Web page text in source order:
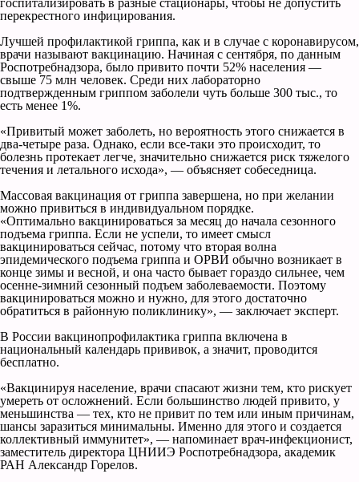
перекрестного инфицирования.
Лучшей профилактикой гриппа, как и в случае с коронавирусом,
врачи называют вакцинацию. Начиная с сентября, по данным
Роспотребнадзора, было привито почти 52% населения —
свыше 75 млн человек. Среди них лабораторно
подтвержденным гриппом заболели чуть больше 300 тыс., то
есть менее 1%.
«Привитый может заболеть, но вероятность этого снижается в
два-четыре раза. Однако, если все-таки это происходит, то
болезнь протекает легче, значительно снижается риск тяжелого
течения и летального исхода», — объясняет собеседница.
Массовая вакцинация от гриппа завершена, но при желании
можно привиться в индивидуальном порядке.
«Оптимально вакцинироваться за месяц до начала сезонного
подъема гриппа. Если не успели, то имеет смысл
вакцинироваться сейчас, потому что вторая волна
эпидемического подъема гриппа и ОРВИ обычно возникает в
конце зимы и весной, и она часто бывает гораздо сильнее, чем
осенне-зимний сезонный подъем заболеваемости. Поэтому
вакцинироваться можно и нужно, для этого достаточно
обратиться в районную поликлинику», — заключает эксперт.
В России вакцинопрофилактика гриппа включена в
национальный календарь прививок, а значит, проводится
бесплатно.
«Вакцинируя население, врачи спасают жизни тем, кто рискует
умереть от осложнений. Если большинство людей привито, у
меньшинства — тех, кто не привит по тем или иным причинам,
шансы заразиться минимальны. Именно для этого и создается
коллективный иммунитет», — напоминает врач-инфекционист,
заместитель директора ЦНИИЭ Роспотребнадзора, академик
РАН Александр Горелов.